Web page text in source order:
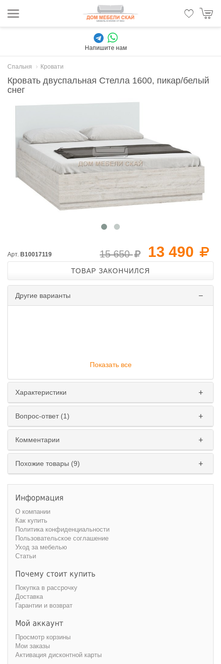
Напишите нам
Спальня Кровати
Кровать двуспальная Стелла 1600, пикар/белый
снег
13 490
15 650
Арт. B10017119
ТОВАР ЗАКОНЧИЛСЯ
Другие варианты
Показать все
Характеристики
Вопрос-ответ (1)
Комментарии
Похожие товары (9)
Информация
О компании
Как купить
Политика конфиденциальности
Пользовательское соглашение
Уход за мебелью
Статьи
Почему стоит купить
Покупка в рассрочку
Доставка
Гарантии и возврат
Мой аккаунт
Просмотр корзины
Мои заказы
Активация дисконтной карты